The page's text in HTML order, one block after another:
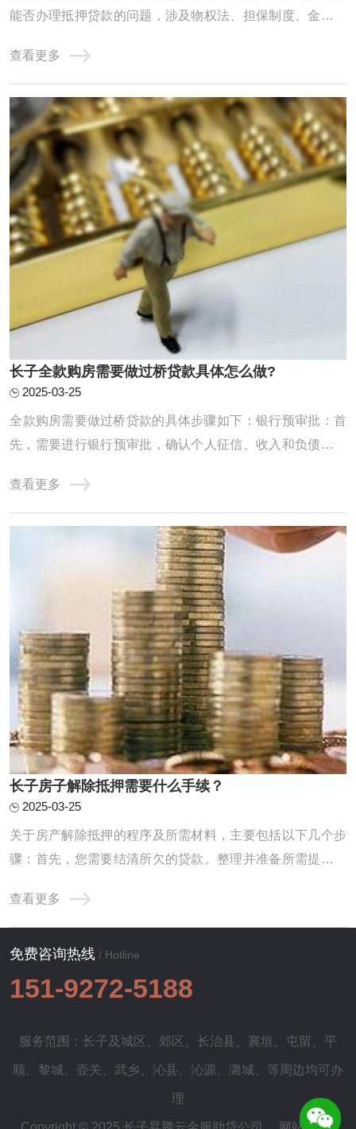
能否办理抵押贷款的问题，涉及物权法、担保制度、金融合
作实务、风险识别四个层面展开深度解析，力求为读者呈现
一幅兼具专业性与实用性的全景图。一、制度基础：物权归
属与抵押权的法律边界《民法典》第394条明 ...
查看更多
长子全款购房需要做过桥贷款具体怎么做?
2025-03-25
‌全款购房需要做过桥贷款的具体步骤如下‌：‌银行预审批‌：首
先，需要进行银行预审批，确认个人征信、收入和负债情况
的费用。例如，如果需要过桥50万，就必须确认银行能否贷
出这么多钱‌。‌计算过桥费用‌：在确认银行预审批通过后，需
要计算过桥费用。从出资日开 ...
查看更多
长子房子解除抵押需要什么手续？
2025-03-25
关于房产解除抵押的程序及所需材料，主要包括以下几个步
骤：首先，您需要结清所欠的贷款。整理并准备所需提交的
行详细地解读与说明。1.待还款项的清偿：首当其冲的就是
您需要前往原本给您提供贷款服务的银行，办理贷款余额的
偿还事宜。在完成此项操作之后，银行将会向 ...
查看更多
免费咨询热线 / Hotline
151-9272-5188
服务范围：长子及城区 郊区 长治县 襄垣 屯留 平
顺 黎城 壶关 武乡 沁县 沁源 潞城 、等周边均可办
理